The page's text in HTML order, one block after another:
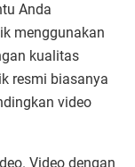
Anda
menggunakan
kualitas
resmi biasanya
video
Video dengan